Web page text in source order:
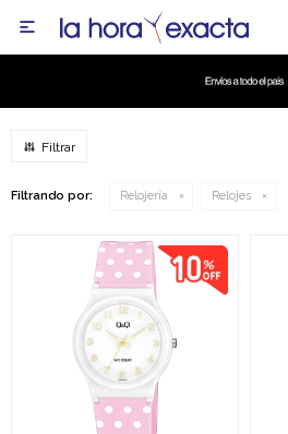

Filtrando por: Relojería Relojes